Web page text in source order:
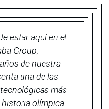
estar aquí en el
Group,
de nuestra
una de las
más
olímpica.